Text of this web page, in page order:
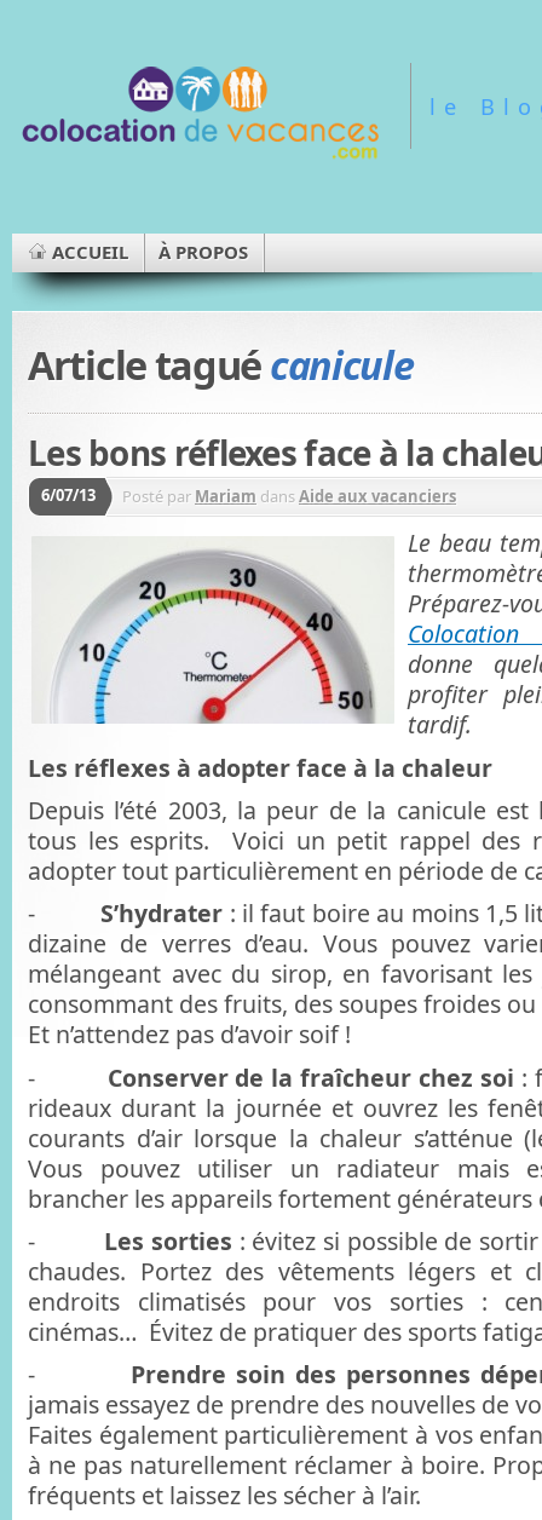
le
ACCUEIL À PROPOS
Article taguécanicule
Les bons réflexes face à la
6/07/13 Posté par Mariam dansAide aux vacanciers
Le beau
Préparez-
Colocation
donne
profiter
tardif.
Les réflexes à adopter face à la chaleur
Depuis l’été 2003, la peur de la canicule
tous les esprits. Voici un petit rappel des
adopter tout particulièrement en période de
- S’hydrater : il faut boire au moins 1,5
dizaine de verres d’eau. Vous pouvez
mélangeant avec du sirop, en favorisant
consommant des fruits, des soupes froides
Et n’attendez pas d’avoir soif !
- Conserver de la fraîcheur chez soi :
rideaux durant la journée et ouvrez les
courants d’air lorsque la chaleur s’atténue
Vous pouvez utiliser un radiateur mais
brancher les appareils fortement générateurs
- Les sorties : évitez si possible de
chaudes. Portez des vêtements légers et
endroits climatisés pour vos sorties :
cinémas… Évitez de pratiquer des sports
- Prendre soin des personnes
jamais essayez de prendre des nouvelles de
Faites également particulièrement à vos
à ne pas naturellement réclamer à boire.
fréquents et laissez les sécher à l’air.